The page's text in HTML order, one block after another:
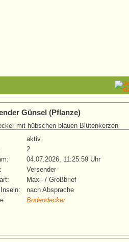
Günsel (Pflanze)
mit hübschen blauen Blütenkerzen
aktiv
2
04.07.2026, 11:25:59 Uhr
Versender
Maxi- / Großbrief
nach Absprache
Bodendecker